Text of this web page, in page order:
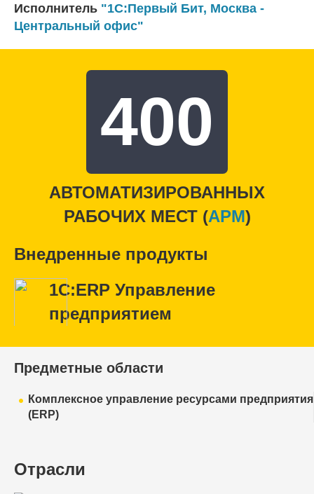
Исполнитель "1С:Первый Бит, Москва -
Центральный офис"
400
АВТОМАТИЗИРОВАННЫХ
РАБОЧИХ МЕСТ (APM)
Внедренные продукты
1С:ERP Управление
предприятием
Предметные области
Комплексное управление ресурсами предприятия
(ERP)
Отрасли